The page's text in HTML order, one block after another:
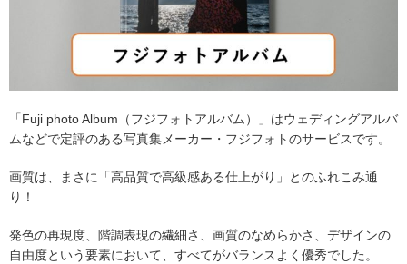
「Fuji photo Album（フジフォトアルバム）」はウェディングアルバ
ムなどで定評のある写真集メーカー・フジフォトのサービスです。
画質は、まさに「高品質で高級感ある仕上がり」とのふれこみ通
り！
発色の再現度、階調表現の繊細さ、画質のなめらかさ、デザインの
自由度という要素において、すべてがバランスよく優秀でした。